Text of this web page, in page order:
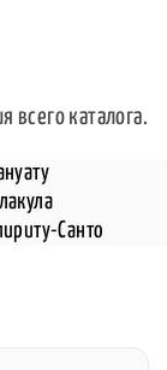
каталога.